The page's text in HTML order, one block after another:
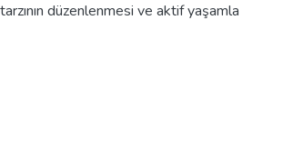
düzenlenmesi ve aktif yaşamla